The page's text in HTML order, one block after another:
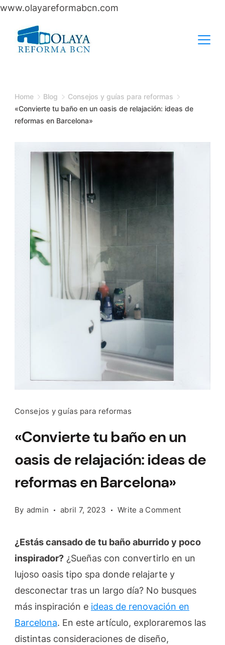
www.olayareformabcn.com
content
Home Blog
Consejos y guías para reformas
«Convierte tu baño en un oasis de relajación: ideas de
reformas en Barcelona»
Consejos y guías para reformas
«Convierte tu baño en un
oasis de relajación: ideas de
reformas en Barcelona»
By admin abril 7, 2023 Write a Commenton
baño
en
oasis
ideas
¿Estás cansado de tu baño aburrido y poco
inspirador? ¿Sueñas con convertirlo en un
lujoso oasis tipo spa donde relajarte y
desconectar tras un largo día? No busques
más inspiración e ideas de renovación en
Barcelona. En este artículo, exploraremos las
distintas consideraciones de diseño,